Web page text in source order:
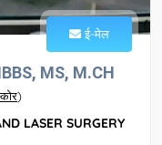
ई-मेल
MS, M.CH
)
LASER SURGERY